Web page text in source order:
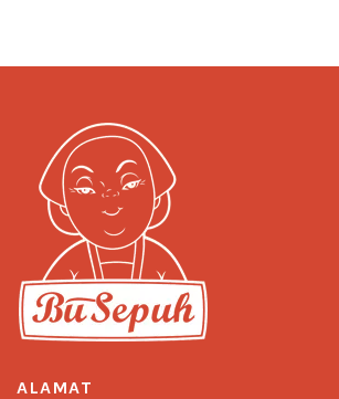
ALAMAT